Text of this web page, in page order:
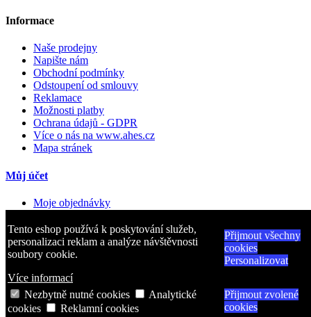
Tento eshop používá k poskytování služeb,
personalizaci reklam a analýze návštěvnosti
soubory cookie.
Více informací
Přijmout všechny
cookies
Personalizovat
Nezbytně nutné cookies
Analytické
cookies
Reklamní cookies
Přijmout zvolené
cookies
Informace
Naše prodejny
Napište nám
Obchodní podmínky
Odstoupení od smlouvy
Reklamace
Možnosti platby
Ochrana údajů - GDPR
Více o nás na www.ahes.cz
Mapa stránek
Můj účet
Moje objednávky
Moje dobropisy
Moje adresy
Osobní údaje
Kontakt